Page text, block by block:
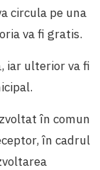
circula pe una
va fi gratis.
iar ulterior va fi
în comun
în cadrul